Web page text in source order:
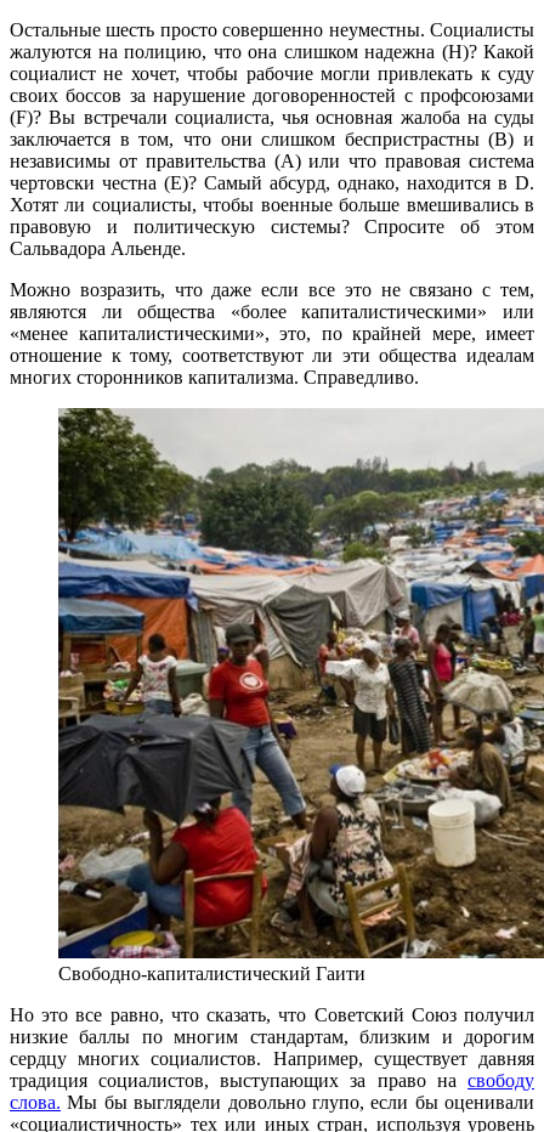
Остальные шесть просто совершенно неуместны. Социалисты
жалуются на полицию, что она слишком надежна (H)? Какой
социалист не хочет, чтобы рабочие могли привлекать к суду
своих боссов за нарушение договоренностей с профсоюзами
(F)? Вы встречали социалиста, чья основная жалоба на суды
заключается в том, что они слишком беспристрастны (B) и
независимы от правительства (A) или что правовая система
чертовски честна (E)? Самый абсурд, однако, находится в D.
Хотят ли социалисты, чтобы военные больше вмешивались в
правовую и политическую системы? Спросите об этом
Сальвадора Альенде.
Можно возразить, что даже если все это не связано с тем,
являются ли общества «более капиталистическими» или
«менее капиталистическими», это, по крайней мере, имеет
отношение к тому, соответствуют ли эти общества идеалам
многих сторонников капитализма. Справедливо.
Свободно-капиталистический Гаити
Но это все равно, что сказать, что Советский Союз получил
низкие баллы по многим стандартам, близким и дорогим
сердцу многих социалистов. Например, существует давняя
традиция социалистов, выступающих за право на свободу
слова. Мы бы выглядели довольно глупо, если бы оценивали
«социалистичность» тех или иных стран, используя уровень